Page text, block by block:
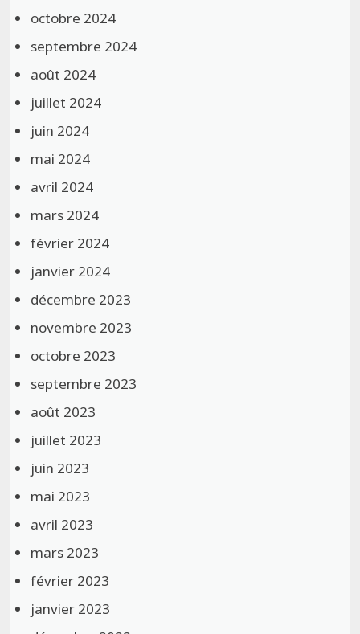
octobre 2024
septembre 2024
août 2024
juillet 2024
juin 2024
mai 2024
avril 2024
mars 2024
février 2024
janvier 2024
décembre 2023
novembre 2023
octobre 2023
septembre 2023
août 2023
juillet 2023
juin 2023
mai 2023
avril 2023
mars 2023
février 2023
janvier 2023